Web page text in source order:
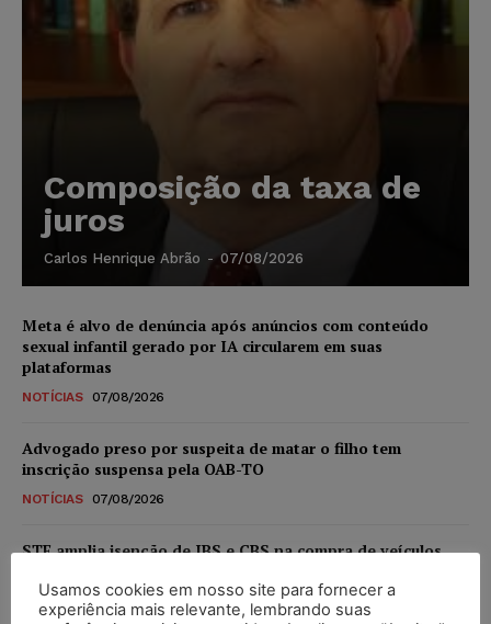
Composição da taxa de
juros
Carlos Henrique Abrão - 07/08/2026
Meta é alvo de denúncia após anúncios com conteúdo
sexual infantil gerado por IA circularem em suas
plataformas
NOTÍCIAS 07/08/2026
Advogado preso por suspeita de matar o filho tem
inscrição suspensa pela OAB-TO
NOTÍCIAS 07/08/2026
STF amplia isenção de IBS e CBS na compra de veículos
níveis
Usamos cookies em nosso site para fornecer a
experiência mais relevante, lembrando suas